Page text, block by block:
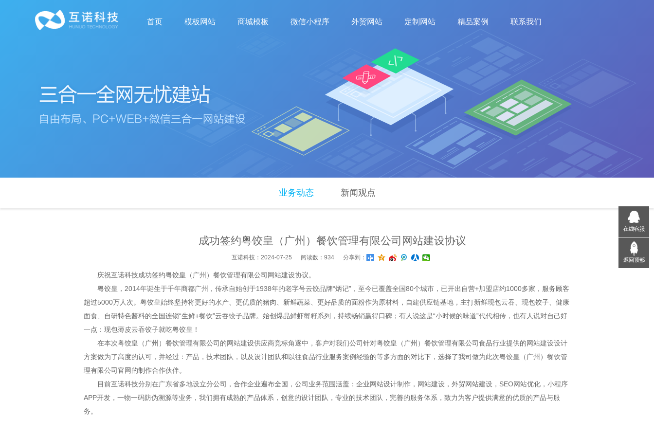
首页 模板网站 商城模板 微信小程序 外贸网站 定制网站 精品案例 联系我们
业务动态 新闻观点
成功签约粤饺皇（广州）餐饮管理有限公司网站建设协议
互诺科技：2024-07-25 阅读数：934 分享到：
庆祝互诺科技成功签约粤饺皇（广州）餐饮管理有限公司网站建设协议。
粤饺皇，2014年诞生于千年商都广州，传承自始创于1938年的老字号云饺品牌“炳记”，至今已覆盖全国80个城市，已开出自营+加盟店约1000多家，服务顾客
超过5000万人次。粤饺皇始终坚持将更好的水产、更优质的猪肉、新鲜蔬菜、更好品质的面粉作为原材料，自建供应链基地，主打新鲜现包云吞、现包饺子、健康
面食、自研特色酱料的全国连锁“生鲜+餐饮”云吞饺子品牌。始创爆品鲜虾蟹籽系列，持续畅销赢得口碑；有人说这是“小时候的味道”代代相传，也有人说对自己好
一点：现包薄皮云吞饺子就吃粤饺皇！
在本次粤饺皇（广州）餐饮管理有限公司的网站建设供应商竞标角逐中，客户对我们公司针对粤饺皇（广州）餐饮管理有限公司食品行业提供的网站建设设计
方案做为了高度的认可，并经过：产品，技术团队，以及设计团队和以往食品行业服务案例经验的等多方面的对比下，选择了我司做为此次粤饺皇（广州）餐饮管
理有限公司官网的制作合作伙伴。
目前互诺科技分别在广东省多地设立分公司，合作企业遍布全国，公司业务范围涵盖：企业网站设计制作，网站建设，外贸网站建设，SEO网站优化，小程序
APP开发，一物一码防伪溯源等业务，我们拥有成熟的产品体系，创意的设计团队，专业的技术团队，完善的服务体系，致力为客户提供满意的优质的产品与服
务。